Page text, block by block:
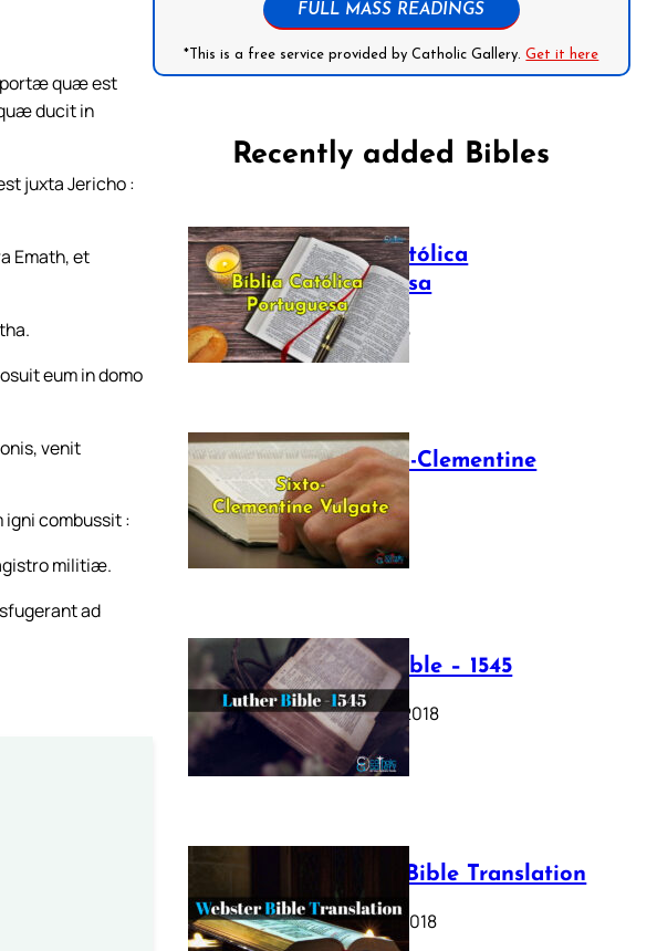
portæ quæ est
ducit in
juxta Jericho :
Emath, et
eum in domo
venit
igni combussit :
militiæ.
ad
FULL MASS READINGS
*This is a free service provided by Catholic Gallery.Get it here
Recently added Bibles
Bíblia Católica
Portuguesa
July 16, 2025
The Sixto-Clementine
Vulgate
July 12, 2025
Luther Bible – 1545
October 17, 2018
Webster Bible Translation
October 11, 2018